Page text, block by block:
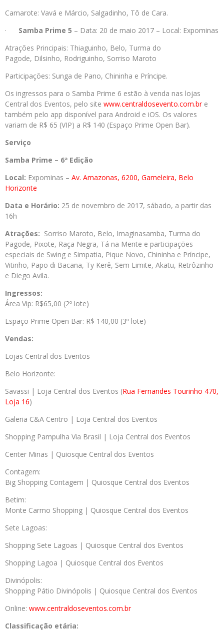
Camarote: Vavá e Márcio, Salgadinho, Tô de Cara.
· Samba Prime 5 – Data: 20 de maio 2017 – Local: Expominas
Atrações Principais: Thiaguinho, Belo, Turma do
Pagode, Dilsinho, Rodriguinho, Sorriso Maroto
Participações: Sunga de Pano, Chininha e Príncipe.
Os ingressos para o Samba Prime 6 estão à venda nas lojas
Central dos Eventos, pelo site www.centraldosevento.com.bre
também pelo app disponível para Android e iOS. Os valores
variam de R$ 65 (VIP) a R$ 140 (Espaço Prime Open Bar).
Serviço
Samba Prime – 6ª Edição
Local: Expominas – Av. Amazonas, 6200, Gameleira, Belo
Horizonte
Data e Horário: 25 de novembro de 2017, sábado, a partir das
16h
Atrações: Sorriso Maroto, Belo, Imaginasamba, Turma do
Pagode, Pixote, Raça Negra, Tá na Mente e participações
especiais de Swing e Simpatia, Pique Novo, Chininha e Príncipe,
Vitinho, Papo di Bacana, Ty Kerê, Sem Limite, Akatu, Retrôzinho
e Diego Avila.
Ingressos:
Área Vip: R$65,00 (2º lote)
Espaço Prime Open Bar: R$ 140,00 (3º lote)
Vendas:
Lojas Central dos Eventos
Belo Horizonte:
Savassi | Loja Central dos Eventos (Rua Fernandes Tourinho 470,
Loja 16)
Galeria C&A Centro | Loja Central dos Eventos
Shopping Pampulha Via Brasil | Loja Central dos Eventos
Center Minas | Quiosque Central dos Eventos
Contagem:
Big Shopping Contagem | Quiosque Central dos Eventos
Betim:
Monte Carmo Shopping | Quiosque Central dos Eventos
Sete Lagoas:
Shopping Sete Lagoas | Quiosque Central dos Eventos
Shopping Lagoa | Quiosque Central dos Eventos
Divinópolis:
Shopping Pátio Divinópolis | Quiosque Central dos Eventos
Online: www.centraldoseventos.com.br
Classificação etária: